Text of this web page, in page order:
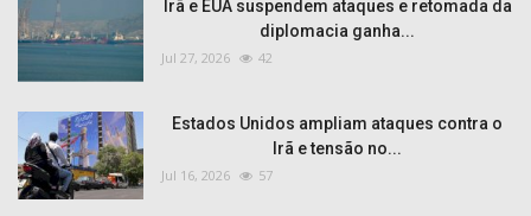
Irã e EUA suspendem ataques e retomada da
diplomacia ganha...
Jul 27, 2026 42
Estados Unidos ampliam ataques contra o
Irã e tensão no...
Jul 16, 2026 57